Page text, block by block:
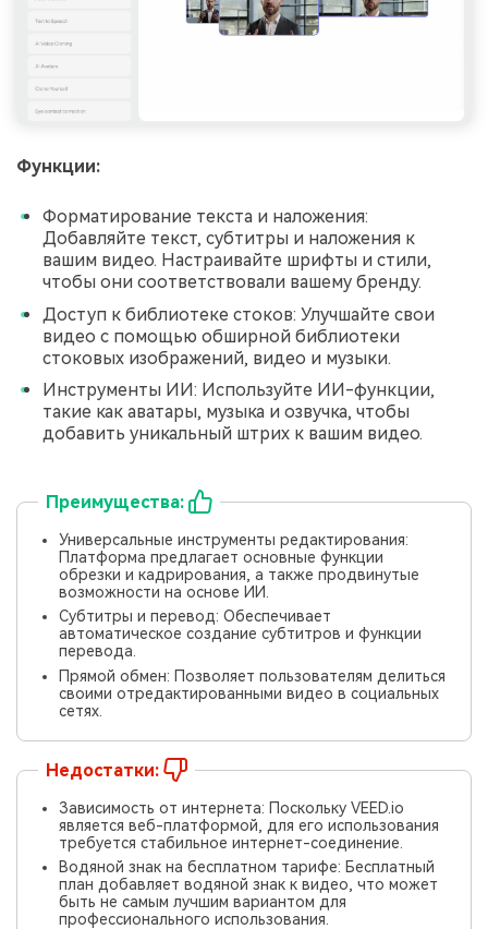
Функции:
Форматирование текста и наложения:
Добавляйте текст, субтитры и наложения к
вашим видео. Настраивайте шрифты и стили,
чтобы они соответствовали вашему бренду.
Доступ к библиотеке стоков: Улучшайте свои
видео с помощью обширной библиотеки
стоковых изображений, видео и музыки.
Инструменты ИИ: Используйте ИИ-функции,
такие как аватары, музыка и озвучка, чтобы
добавить уникальный штрих к вашим видео.
Преимущества:
Универсальные инструменты редактирования:
Платформа предлагает основные функции
обрезки и кадрирования, а также продвинутые
возможности на основе ИИ.
Субтитры и перевод: Обеспечивает
автоматическое создание субтитров и функции
перевода.
Прямой обмен: Позволяет пользователям делиться
своими отредактированными видео в социальных
сетях.
Недостатки:
Зависимость от интернета: Поскольку VEED.io
является веб-платформой, для его использования
требуется стабильное интернет-соединение.
Водяной знак на бесплатном тарифе: Бесплатный
план добавляет водяной знак к видео, что может
быть не самым лучшим вариантом для
профессионального использования.